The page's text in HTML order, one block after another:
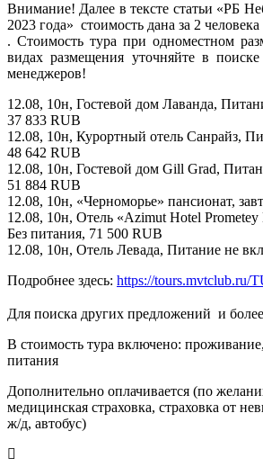
Внимание! Далее в тексте статьи «РБ
2023 года» стоимость дана за 2
. Стоимость тура при одноместном
видах размещения уточняйте в
менеджеров!
12.08, 10н, Гостевой дом Лаванда,
37 833 RUB
12.08, 10н, Курортный отель Санрайз,
48 642 RUB
12.08, 10н, Гостевой дом Gill Grad,
51 884 RUB
12.08, 10н, «Черноморье» пансионат,
12.08, 10н, Отель «Azimut Hotel
Без питания, 71 500 RUB
12.08, 10н, Отель Левада, Питание не
Подробнее здесь: https://tours.mvtclub.ru/
Для поиска других предложений  и
В стоимость тура включено:
питания
Дополнительно оплачивается (по
медицинская страховка, страховка от
ж/д, автобус)